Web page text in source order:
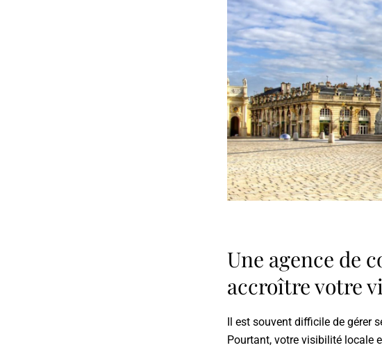
Une agence de
accroître votre
Il est souvent difficile de gérer
Pourtant, votre visibilité locale